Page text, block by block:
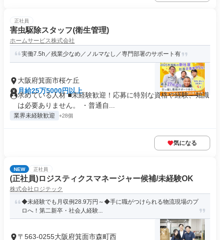
正社員
害虫駆除スタッフ(衛生管理)
ホームサービス株式会社
実働7.5h／残業少なめ／ノルマなし／専門部署のサポート有
大阪府箕面市桜ケ丘
月給25万5000円以上
求めている人材 ■未経験歓迎！応募に特別な資格や経験、知識
は必要ありません。 ・普通自...
業界未経験歓迎 +28個
気になる
NEW 正社員
(正社員)ロジスティクスマネージャー候補/未経験OK
株式会社ロジテック
◆未経験でも月収例28.9万円～◆手に職がつけられる物流現場のプ
ロへ！第二新卒・社会人経験...
〒563-0255大阪府箕面市森町西